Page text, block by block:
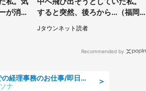
が消え
女性）
すると突然、後ろから...（福岡
県・30代女性）
Jタウンネット読者
Recommended by
＞
経理/病院での経理事務のお仕事/即日勤務可/車通勤可/経理/一般事務
ナ